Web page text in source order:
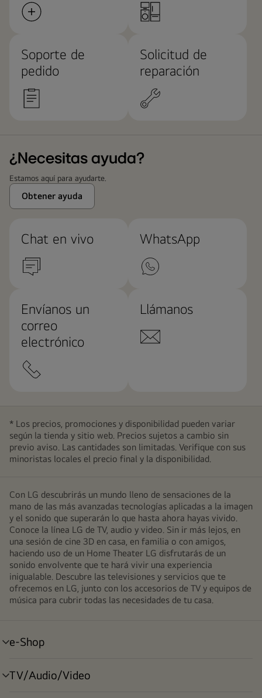
Soporte de
pedido
Solicitud de
reparación
¿Necesitas ayuda?
Estamos aquí para ayudarte.
Obtener ayuda
Chat en vivo WhatsApp
Envíanos un
correo
electrónico
Llámanos
* Los precios, promociones y disponibilidad pueden variar
según la tienda y sitio web. Precios sujetos a cambio sin
previo aviso. Las cantidades son limitadas. Verifique con sus
minoristas locales el precio final y la disponibilidad.
Con LG descubrirás un mundo lleno de sensaciones de la
mano de las más avanzadas tecnologías aplicadas a la imagen
y el sonido que superarán lo que hasta ahora hayas vivido.
Conoce la línea LG de TV, audio y video. Sin ir más lejos, en
una sesión de cine 3D en casa, en familia o con amigos,
haciendo uso de un Home Theater LG disfrutarás de un
sonido envolvente que te hará vivir una experiencia
inigualable. Descubre las televisiones y servicios que te
ofrecemos en LG, junto con los accesorios de TV y equipos de
música para cubrir todas las necesidades de tu casa.
e-Shop
alternar
TV/Audio/Video
alternar